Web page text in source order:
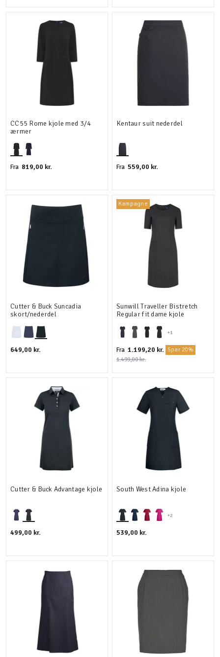
CC55 Rome kjole med 3/4
ærmer
Fra 819,00 kr.
Kentaur suit nederdel
Fra 559,00 kr.
Cutter & Buck Suncadia
skort/nederdel
649,00 kr.
Kampagne
+1
Sunwill Traveller Bistretch
Regular fit dame kjole
Fra 1.199,20 kr. Spar 20%
1.499,00 kr.
Cutter & Buck Advantage kjole
499,00 kr.
+2
South West Adina kjole
539,00 kr.